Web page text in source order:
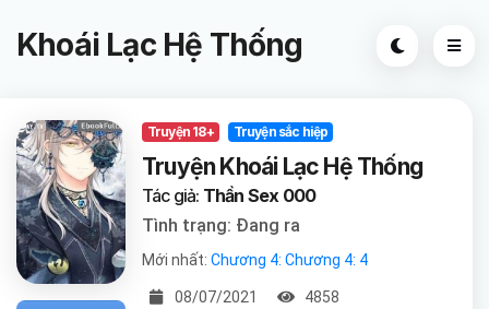
Khoái Lạc Hệ Thống
Truyện 18+ Truyện sắc hiệp
Truyện Khoái Lạc Hệ Thống
Tác giả: Thần Sex 000
Tình trạng: Đang ra
Mới nhất: Chương 4: Chương 4: 4
08/07/2021 4858